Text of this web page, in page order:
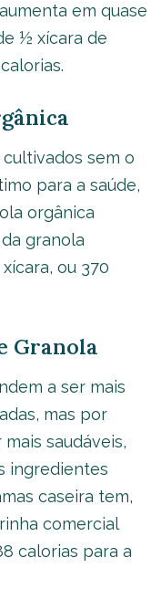
em quase
½ xícara de
sem o
para a saúde,
orgânica
granola
ou 370
Granola
a ser mais
mas por
saudáveis,
ingredientes
caseira tem,
comercial
calorias para a